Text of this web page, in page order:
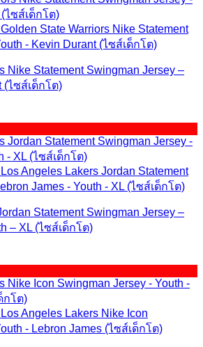
฿.
Nike Statement Swingman Jersey –
(ไซส์เด็กโต)
฿.
Statement Swingman Jersey –
– XL (ไซส์เด็กโต)
฿.